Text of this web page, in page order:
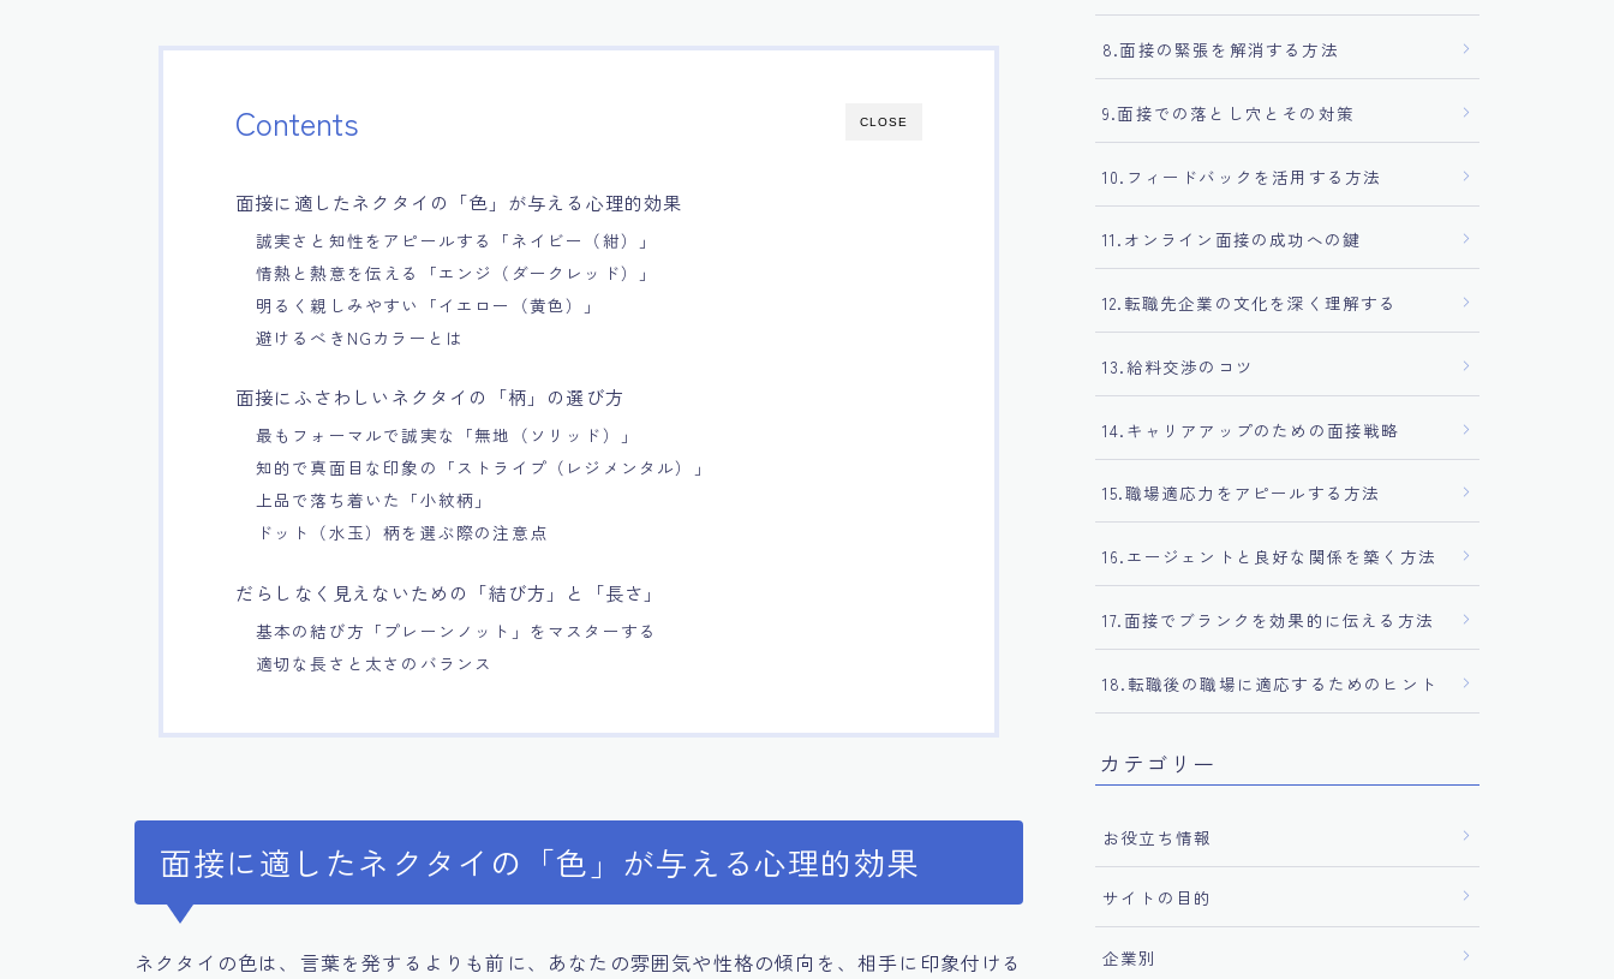
CLOSE
Contents
面接に適したネクタイの「色」が与える心理的効果
誠実さと知性をアピールする「ネイビー（紺）」
情熱と熱意を伝える「エンジ（ダークレッド）」
明るく親しみやすい「イエロー（黄色）」
避けるべきNGカラーとは
面接にふさわしいネクタイの「柄」の選び方
最もフォーマルで誠実な「無地（ソリッド）」
知的で真面目な印象の「ストライプ（レジメンタル）」
上品で落ち着いた「小紋柄」
ドット（水玉）柄を選ぶ際の注意点
だらしなく見えないための「結び方」と「長さ」
基本の結び方「プレーンノット」をマスターする
適切な長さと太さのバランス
面接に適したネクタイの「色」が与える心理的効果
ネクタイの色は、言葉を発するよりも前に、あなたの雰囲気や性格の傾向を、相手に印象付ける
8.面接の緊張を解消する方法
9.面接での落とし穴とその対策
10.フィードバックを活用する方法
11.オンライン面接の成功への鍵
12.転職先企業の文化を深く理解する
13.給料交渉のコツ
14.キャリアアップのための面接戦略
15.職場適応力をアピールする方法
16.エージェントと良好な関係を築く方法
17.面接でブランクを効果的に伝える方法
18.転職後の職場に適応するためのヒント
カテゴリー
お役立ち情報
サイトの目的
企業別